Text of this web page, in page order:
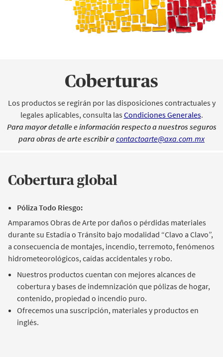
Coberturas
Los productos se regirán por las disposiciones contractuales y
legales aplicables, consulta las Condiciones Generales.
Para mayor detalle e información respecto a nuestros seguros
para obras de arte escribir acontactoarte@axa.com.mx
Cobertura global
Póliza Todo Riesgo:
Amparamos Obras de Arte por daños o pérdidas materiales
durante su Estadía o Tránsito bajo modalidad “Clavo a Clavo”,
a consecuencia de montajes, incendio, terremoto, fenómenos
hidrometeorológicos, caídas accidentales y robo.
Nuestros productos cuentan con mejores alcances de
cobertura y bases de indemnización que pólizas de hogar,
contenido, propiedad o incendio puro.
Ofrecemos una suscripción, materiales y productos en
inglés.